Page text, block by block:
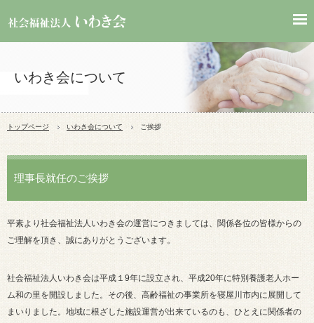
いわき会について
トップページ いわき会について ご挨拶
理事長就任のご挨拶
平素より社会福祉法人いわき会の運営につきましては、関係各位の皆様からの
ご理解を頂き、誠にありがとうございます。
社会福祉法人いわき会は平成１9年に設立され、平成20年に特別養護老人ホー
ム和の里を開設しました。その後、高齢福祉の事業所を寝屋川市内に展開して
まいりました。地域に根ざした施設運営が出来ているのも、ひとえに関係者の